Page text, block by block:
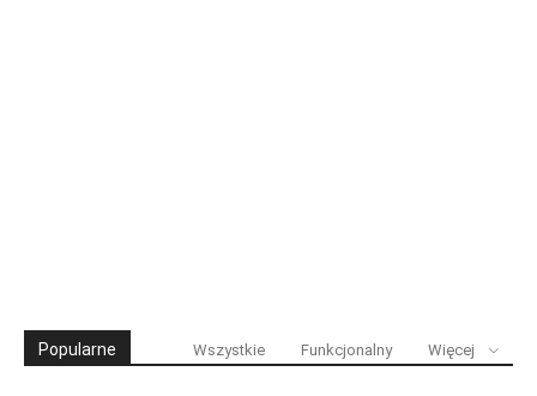
Popularne Wszystkie Funkcjonalny Więcej